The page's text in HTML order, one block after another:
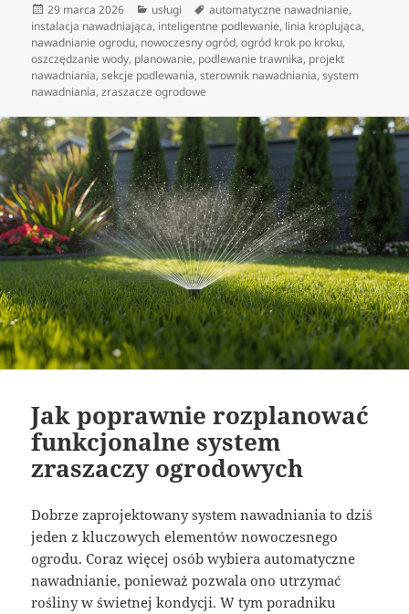
Data
publikacji
29 marca 2026 Kategorie
usługi Tagi
automatyczne nawadnianie,
instalacja nawadniająca, inteligentne podlewanie, linia kroplująca,
nawadnianie ogrodu, nowoczesny ogród,ogród krok po kroku,
oszczędzanie wody, planowanie, podlewanie trawnika, projekt
nawadniania,sekcje podlewania,sterownik nawadniania,system
nawadniania,zraszacze ogrodowe
Jak poprawnie rozplanować
funkcjonalne system
zraszaczy ogrodowych
Dobrze zaprojektowany system nawadniania to dziś
jeden z kluczowych elementów nowoczesnego
ogrodu. Coraz więcej osób wybiera automatyczne
nawadnianie, ponieważ pozwala ono utrzymać
rośliny w świetnej kondycji. W tym poradniku